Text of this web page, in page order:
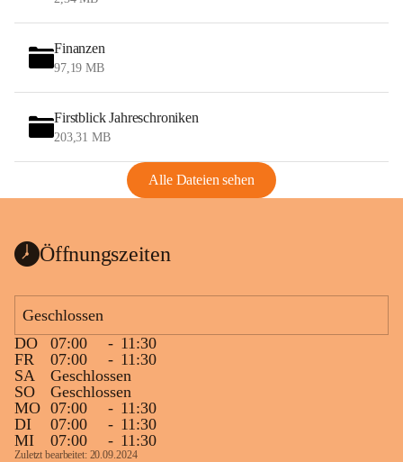
Finanzen
97,19 MB
Firstblick Jahreschroniken
203,31 MB
Alle Dateien sehen
Öffnungszeiten
Geschlossen
DO
07:00 - 11:30
FR
07:00 - 11:30
SA
Geschlossen
SO
Geschlossen
MO 07:00 - 11:30
DI
07:00 - 11:30
MI
07:00 - 11:30
Zuletzt bearbeitet: 20.09.2024